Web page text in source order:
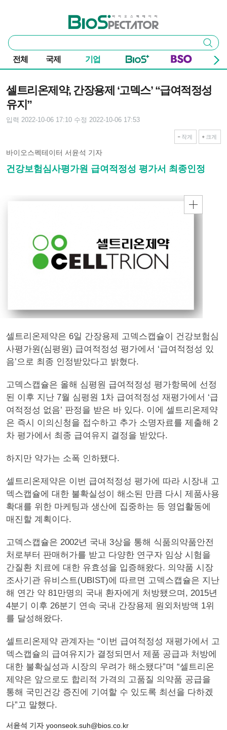
바이오스펙테이터
통
합
검
색
검색
전체 국제 기업
셀트리온제약, 간장용제 ‘고덱스’ “급여적정성
유지”
입력 2022-10-06 17:10 수정 2022-10-06 17:53
작게 크게
바이오스펙테이터 서윤석 기자
건강보험심사평가원 급여적정성 평가서 최종인정
셀트리온제약은 6일 간장용제 고덱스캡슐이 건강보험심
사평가원(심평원) 급여적정성 평가에서 ‘급여적정성 있
음’으로 최종 인정받았다고 밝혔다.
고덱스캡슐은 올해 심평원 급여적정성 평가항목에 선정
된 이후 지난 7월 심평원 1차 급여적정성 재평가에서 ‘급
여적정성 없음’ 판정을 받은 바 있다. 이에 셀트리온제약
은 즉시 이의신청을 접수하고 추가 소명자료를 제출해 2
차 평가에서 최종 급여유지 결정을 받았다.
하지만 약가는 소폭 인하됐다.
셀트리온제약은 이번 급여적정성 평가에 따라 시장내 고
덱스캡슐에 대한 불확실성이 해소된 만큼 다시 제품사용
확대를 위한 마케팅과 생산에 집중하는 등 영업활동에
매진할 계획이다.
고덱스캡슐은 2002년 국내 3상을 통해 식품의약품안전
처로부터 판매허가를 받고 다양한 연구자 임상 시험을
간질환 치료에 대한 유효성을 입증해왔다. 의약품 시장
조사기관 유비스트(UBIST)에 따르면 고덱스캡슐은 지난
해 연간 약 81만명의 국내 환자에게 처방됐으며, 2015년
4분기 이후 26분기 연속 국내 간장용제 원외처방액 1위
를 달성해왔다.
셀트리온제약 관계자는 “이번 급여적정성 재평가에서 고
덱스캡슐의 급여유지가 결정되면서 제품 공급과 처방에
대한 불확실성과 시장의 우려가 해소됐다”며 “셀트리온
제약은 앞으로도 합리적 가격의 고품질 의약품 공급을
통해 국민건강 증진에 기여할 수 있도록 최선을 다하겠
다”고 말했다.
서윤석 기자 yoonseok.suh@bios.co.kr